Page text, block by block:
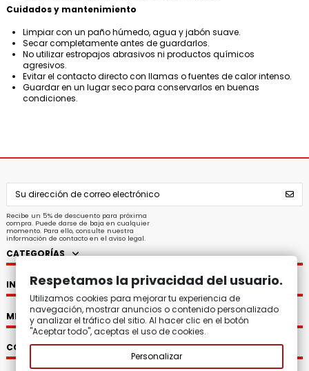
Cuidados y mantenimiento
Limpiar con un paño húmedo, agua y jabón suave.
Secar completamente antes de guardarlos.
No utilizar estropajos abrasivos ni productos químicos
agresivos.
Evitar el contacto directo con llamas o fuentes de calor intenso.
Guardar en un lugar seco para conservarlos en buenas
condiciones.
Recibe un 5% de descuento para próxima
compra. Puede darse de baja en cualquier
momento. Para ello, consulte nuestra
información de contacto en el aviso legal.
CATEGORÍAS
INFORMACIÓN
MI CUENTA
CONTACTO
Respetamos la privacidad del usuario.
Utilizamos cookies para mejorar tu experiencia de
navegación, mostrar anuncios o contenido personalizado
y analizar el tráfico del sitio. Al hacer clic en el botón
"Aceptar todo", aceptas el uso de cookies.
Personalizar